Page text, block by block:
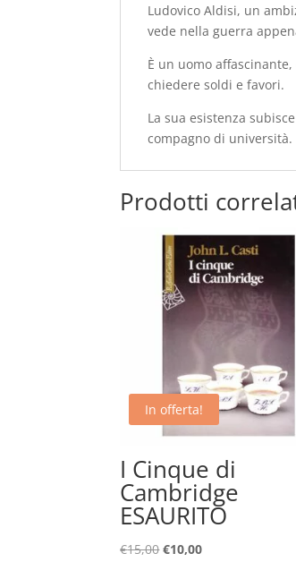
Ludovico Aldisi, un
vede nella guerra
È un uomo
chiedere soldi e favori.
La sua esistenza
compagno di università.
Prodotti
In offerta!
I Cinque di
Cambridge
ESAURITO
€15,00Il
€10,00Il